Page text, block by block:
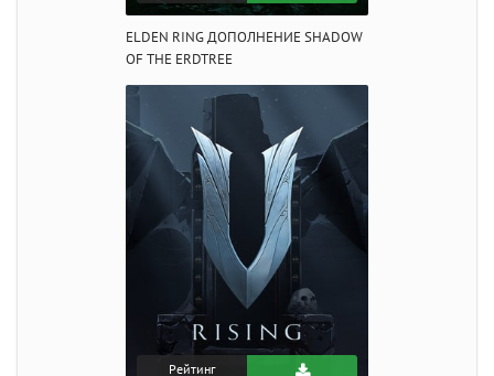
ELDEN RING ДОПОЛНЕНИЕ SHADOW
OF THE ERDTREE
Рейтинг